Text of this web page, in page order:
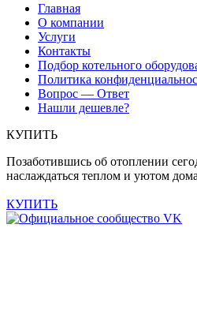
Главная
О компании
Услуги
Контакты
Подбор котельного
Политика
Вопрос — Ответ
Нашли дешевле?
КУПИТЬ
Позаботившись об отоплении
наслаждаться теплом и уютом
КУПИТЬ